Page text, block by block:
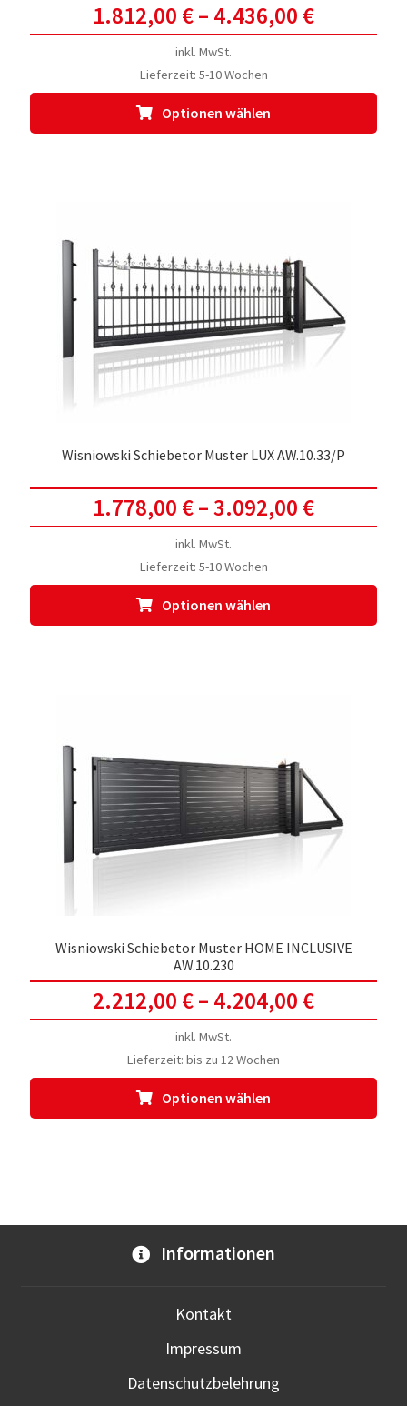
1.812,00 €– 4.436,00 €
inkl. MwSt.
Lieferzeit: 5-10 Wochen
Optionen wählen
Wisniowski Schiebetor Muster LUX AW.10.33/P
1.778,00 €–3.092,00 €
inkl. MwSt.
Lieferzeit: 5-10 Wochen
Optionen wählen
Wisniowski Schiebetor Muster HOME INCLUSIVE
AW.10.230
2.212,00 €– 4.204,00 €
inkl. MwSt.
Lieferzeit: bis zu 12 Wochen
Optionen wählen
Informationen
Kontakt
Impressum
Datenschutzbelehrung